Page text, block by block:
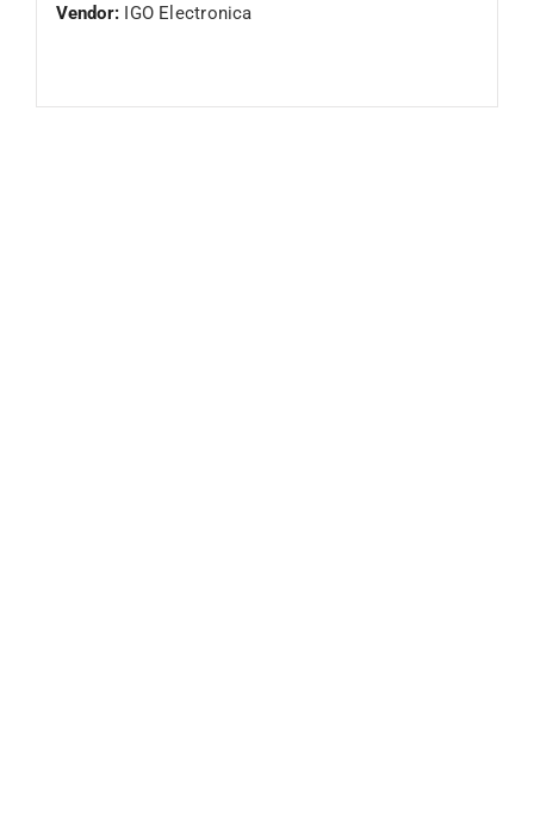
Vendor: IGO Electronica